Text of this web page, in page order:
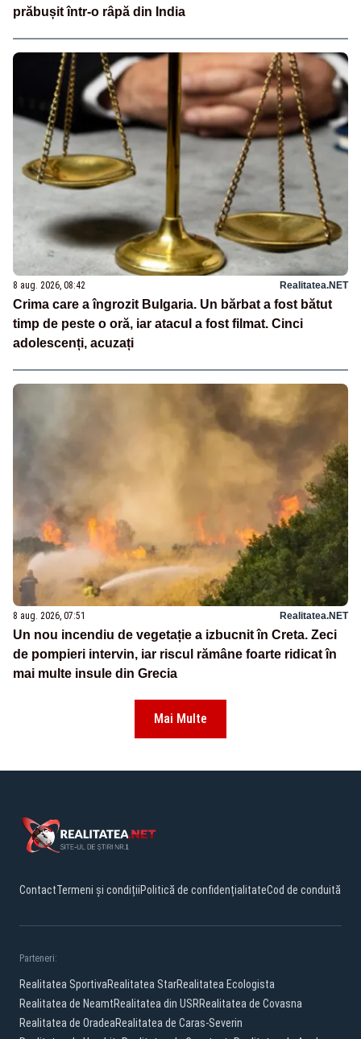
prăbușit într-o râpă din India
8 aug. 2026, 08:42 Realitatea.NET
Crima care a îngrozit Bulgaria. Un bărbat a fost bătut
timp de peste o oră, iar atacul a fost filmat. Cinci
adolescenți, acuzați
8 aug. 2026, 07:51 Realitatea.NET
Un nou incendiu de vegetație a izbucnit în Creta. Zeci
de pompieri intervin, iar riscul rămâne foarte ridicat în
mai multe insule din Grecia
Mai Multe
ContactTermeni și condițiiPolitică de confidențialitateCod de conduită
Parteneri:
Realitatea SportivaRealitatea StarRealitatea Ecologista
Realitatea de NeamtRealitatea din USRRealitatea de Covasna
Realitatea de OradeaRealitatea de Caras-Severin